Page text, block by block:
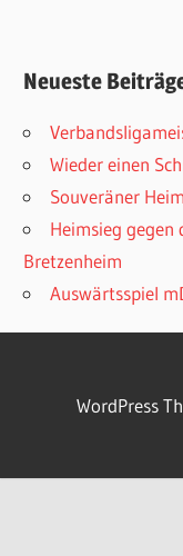
Neueste
Wieder einen
Souveräner
Heimsieg gegen
Bretzenheim
Auswärtsspiel
WordPress